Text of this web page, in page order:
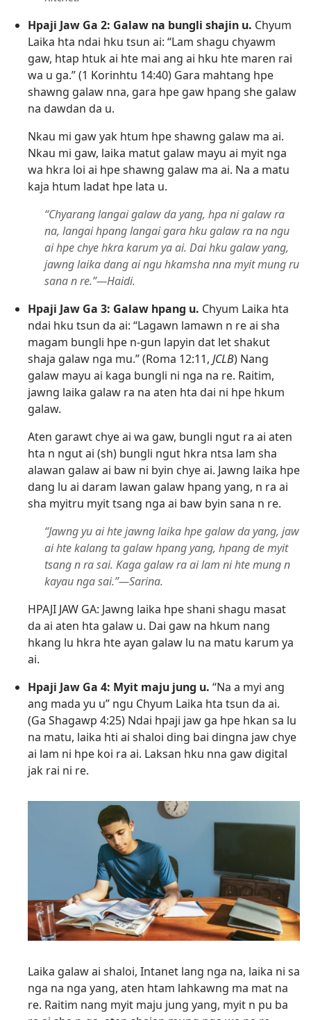
Hpaji Jaw Ga 2: Galaw na bungli shajin u. Chyum
Laika hta ndai hku tsun ai: “Lam shagu chyawm
gaw, htap htuk ai hte mai ang ai hku hte maren rai
wa u ga.” (1 Korinhtu 14:40) Gara mahtang hpe
shawng galaw nna, gara hpe gaw hpang she galaw
na dawdan da u.
Nkau mi gaw yak htum hpe shawng galaw ma ai.
Nkau mi gaw, laika matut galaw mayu ai myit nga
wa hkra loi ai hpe shawng galaw ma ai. Na a matu
kaja htum ladat hpe lata u.
“Chyarang langai galaw da yang, hpa ni galaw ra
na, langai hpang langai gara hku galaw ra na ngu
ai hpe chye hkra karum ya ai. Dai hku galaw yang,
jawng laika dang ai ngu hkamsha nna myit mung ru
sana n re.”​—Haidi.
Hpaji Jaw Ga 3: Galaw hpang u. Chyum Laika hta
ndai hku tsun da ai: “Lagawn lamawn n re ai sha
magam bungli hpe n-gun lapyin dat let shakut
shaja galaw nga mu.” (Roma 12:11, JCLB) Nang
galaw mayu ai kaga bungli ni nga na re. Raitim,
jawng laika galaw ra na aten hta dai ni hpe hkum
galaw.
Aten garawt chye ai wa gaw, bungli ngut ra ai aten
hta n ngut ai (sh) bungli ngut hkra ntsa lam sha
alawan galaw ai baw ni byin chye ai. Jawng laika hpe
dang lu ai daram lawan galaw hpang yang, n ra ai
sha myitru myit tsang nga ai baw byin sana n re.
“Jawng yu ai hte jawng laika hpe galaw da yang, jaw
ai hte kalang ta galaw hpang yang, hpang de myit
tsang n ra sai. Kaga galaw ra ai lam ni hte mung n
kayau nga sai.”​—Sarina.
HPAJI JAW GA: Jawng laika hpe shani shagu masat
da ai aten hta galaw u. Dai gaw na hkum nang
hkang lu hkra hte ayan galaw lu na matu karum ya
ai.
Hpaji Jaw Ga 4: Myit maju jung u. “Na a myi ang
ang mada yu u” ngu Chyum Laika hta tsun da ai.
(Ga Shagawp 4:25) Ndai hpaji jaw ga hpe hkan sa lu
na matu, laika hti ai shaloi ding bai dingna jaw chye
ai lam ni hpe koi ra ai. Laksan hku nna gaw digital
jak rai ni re.
Laika galaw ai shaloi, Intanet lang nga na, laika ni sa
nga na nga yang, aten htam lahkawng ma mat na
re. Raitim nang myit maju jung yang, myit n pu ba